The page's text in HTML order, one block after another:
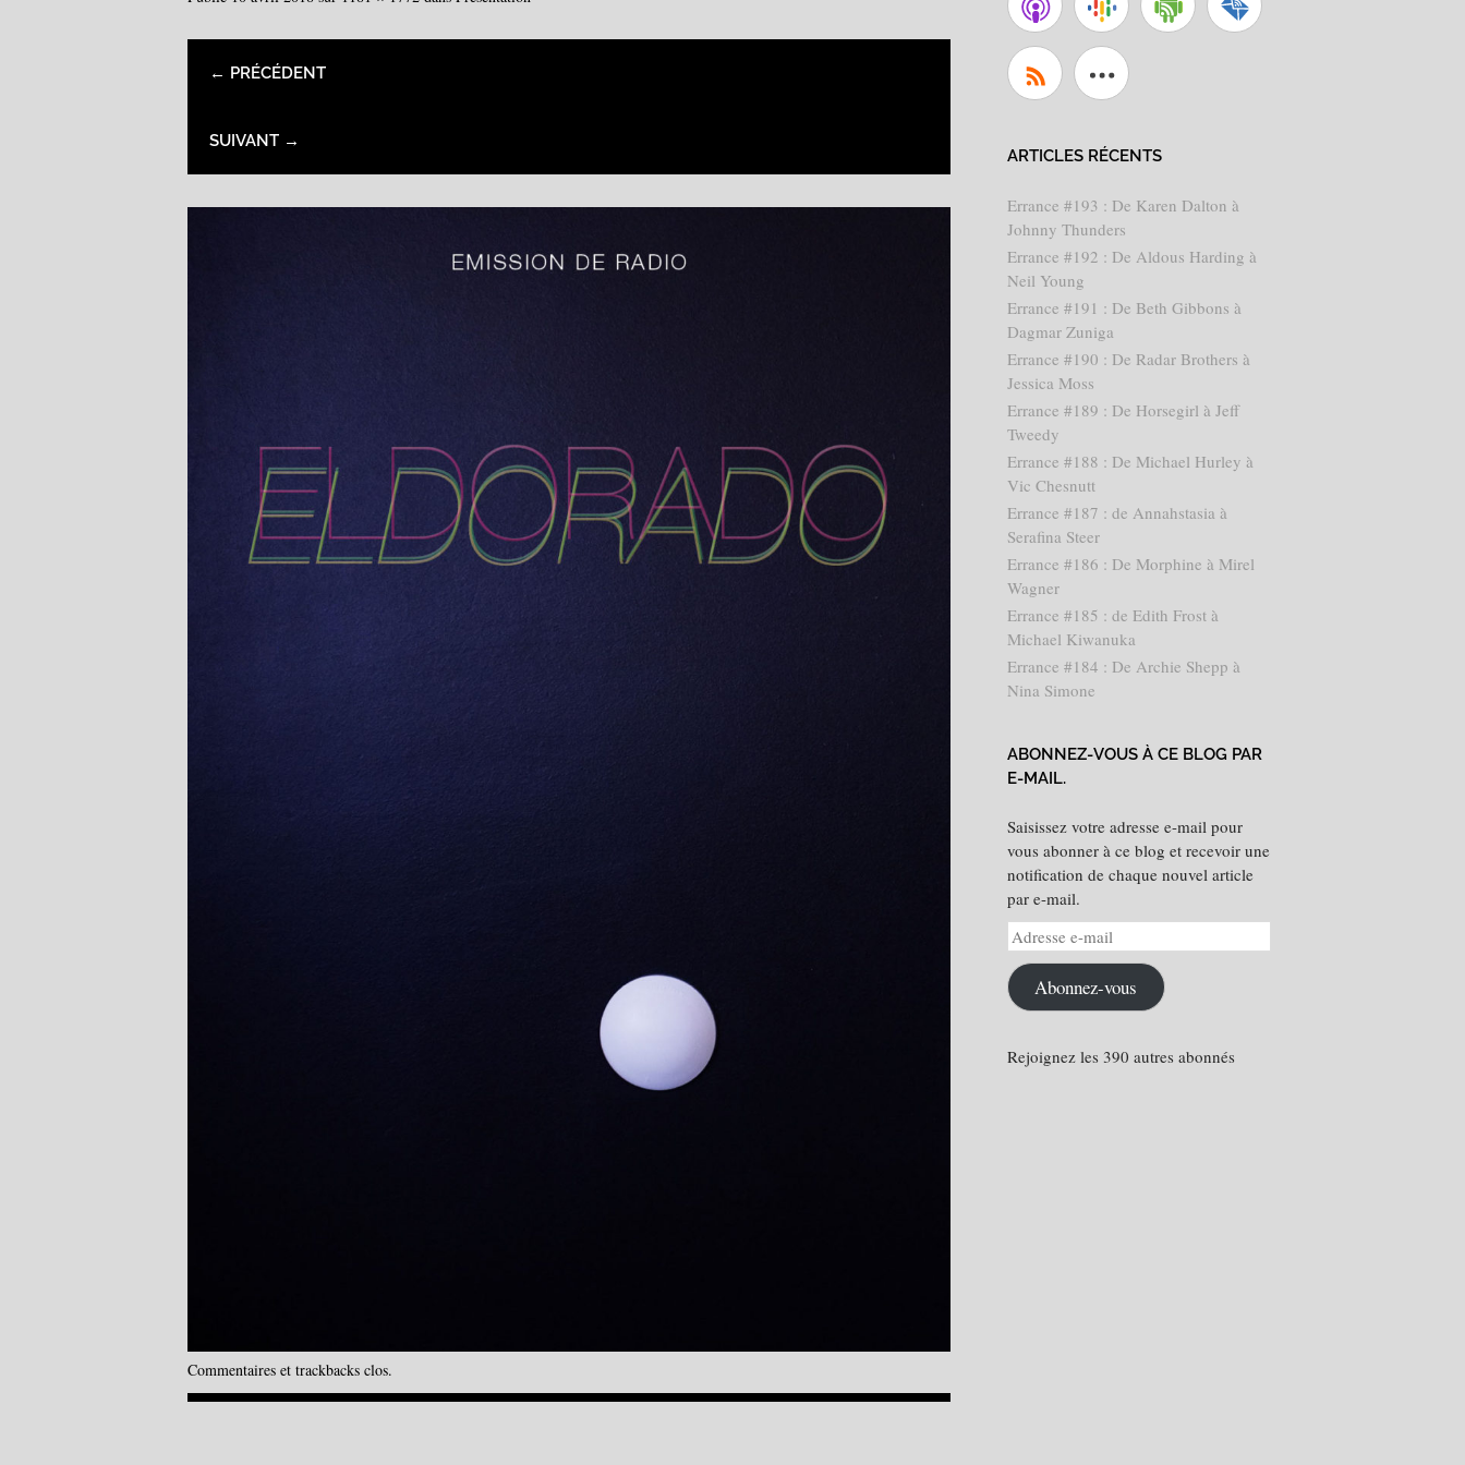
← PRÉCÉDENT
SUIVANT →
Commentaires et trackbacks clos.
ARTICLES RÉCENTS
Errance #193 : De Karen Dalton à
Johnny Thunders
Errance #192 : De Aldous Harding à
Neil Young
Errance #191 : De Beth Gibbons à
Dagmar Zuniga
Errance #190 : De Radar Brothers à
Jessica Moss
Errance #189 : De Horsegirl à Jeff
Tweedy
Errance #188 : De Michael Hurley à
Vic Chesnutt
Errance #187 : de Annahstasia à
Serafina Steer
Errance #186 : De Morphine à Mirel
Wagner
Errance #185 : de Edith Frost à
Michael Kiwanuka
Errance #184 : De Archie Shepp à
Nina Simone
ABONNEZ-VOUS À CE BLOG PAR
E-MAIL.
Saisissez votre adresse e-mail pour
vous abonner à ce blog et recevoir une
notification de chaque nouvel article
par e-mail.
Adresse
e-
mail Abonnez-vous
Rejoignez les 390 autres abonnés